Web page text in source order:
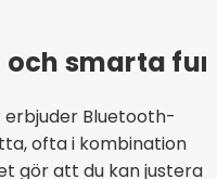
och smarta
Bluetooth-
ofta i kombination
gör att du kan justera